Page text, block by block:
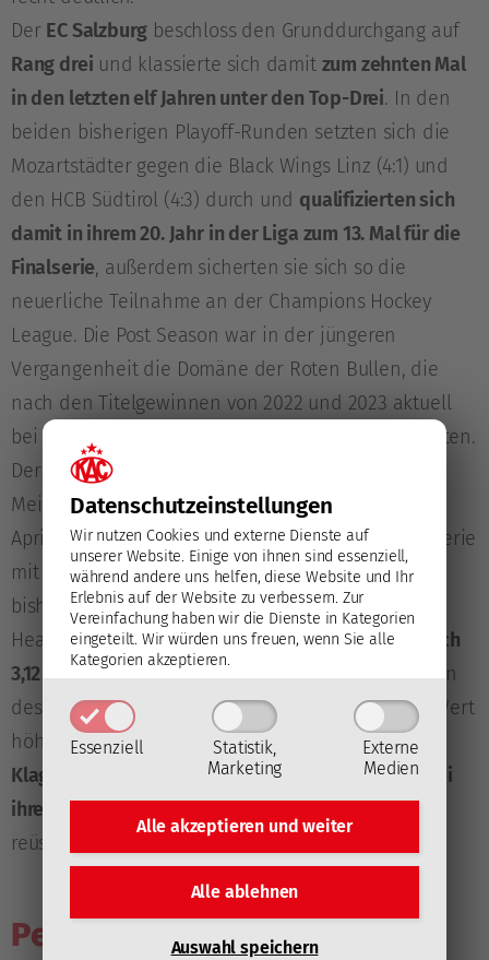
Datenschutz­einstellungen
Wir nutzen Cookies und externe Dienste auf
unserer Website. Einige von ihnen sind essenziell,
während andere uns helfen, diese Website und Ihr
Erlebnis auf der Website zu verbessern. Zur
Vereinfachung haben wir die Dienste in Kategorien
eingeteilt. Wir würden uns freuen, wenn Sie alle
Kategorien akzeptieren.
Essenziell
Statistik,
Marketing
Externe
Medien
Alle akzeptieren undweiter
Alle ablehnen
Auswahl speichern
Der EC Salzburg beschloss den Grunddurchgang auf
Rang drei und klassierte sich damit zum zehnten Mal
in den letzten elf Jahren unter den Top-Drei. In den
beiden bisherigen Playoff-Runden setzten sich die
Mozartstädter gegen die Black Wings Linz (4:1) und
den HCB Südtirol (4:3) durch und qualifizierten sich
damit in ihrem 20. Jahr in der Liga zum 13. Mal für die
Finalserie, außerdem sicherten sie sich so die
neuerliche Teilnahme an der Champions Hockey
League. Die Post Season war in der jüngeren
Vergangenheit die Domäne der Roten Bullen, die
nach den Titelgewinnen von 2022 und 2023 aktuell
beiacht gewonnenen Playoff-Serien am Stück
halten.
Der letzte Klub, der Salzburg in der KO-Phase der
Meisterschaft bezwingen konnte, war im März und
April 2021 der EC-KAC, der die damalige Halbfinalserie
mit 4:1 für sich entscheiden konnte. Im Verlauf der
bisherigen Saison 2023/24 erzielte das Team von
Head Coach Oliver Davidpro Partie durchschnittlich
3,12 Treffer, am Ende von 16 der bislang 19 Saisonen
des Klubs in der höchsten Spielklasse lag dieser Wert
höher (historischer Durchschnitt: 3,52).
Auf
Klagenfurter Eis
konnten die Red Bulls
nur bei drei
ihrer jüngsten 18 Auftritte in regulärer Spielzeit
reüssieren.
Personelles: